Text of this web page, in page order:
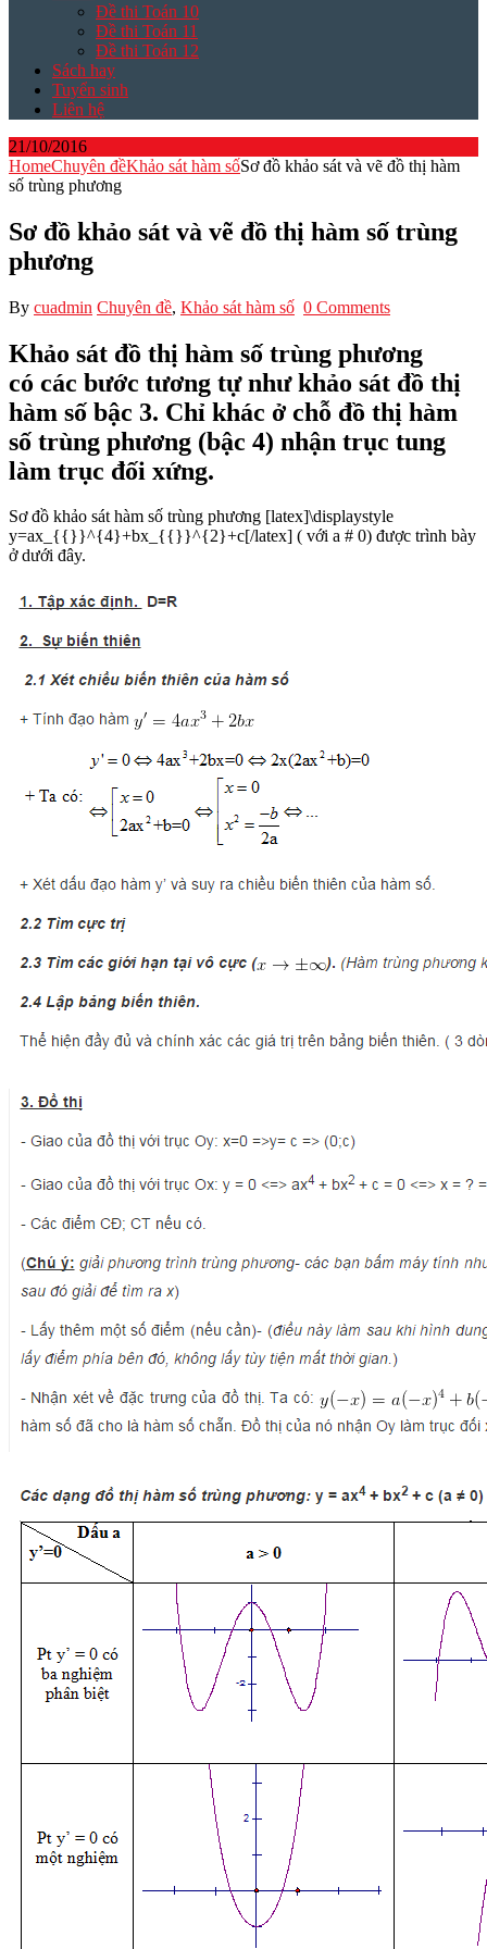
Đề thi Toán 10
Đề thi Toán 11
Đề thi Toán 12
Sách hay
Tuyển sinh
Liên hệ
21/10/2016
HomeChuyên đềKhảo sát hàm sốSơ đồ khảo sát và vẽ đồ thị hàm
số trùng phương
Sơ đồ khảo sát và vẽ đồ thị hàm số trùng
phương
By cuadmin Chuyên đề, Khảo sát hàm số 0 Comments
Khảo sát đồ thị hàm số trùng phương
có các bước tương tự như khảo sát đồ thị
hàm số bậc 3. Chỉ khác ở chỗ đồ thị hàm
số trùng phương (bậc 4) nhận trục tung
làm trục đối xứng.
Sơ đồ khảo sát hàm số trùng phương [latex]\displaystyle
y=ax_{{}}^{4}+bx_{{}}^{2}+c[/latex] ( với a # 0) được trình bày
ở dưới đây.